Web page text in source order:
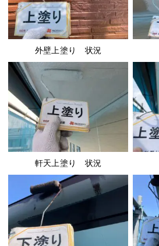
外壁上塗り 状況
軒天上塗り 状況